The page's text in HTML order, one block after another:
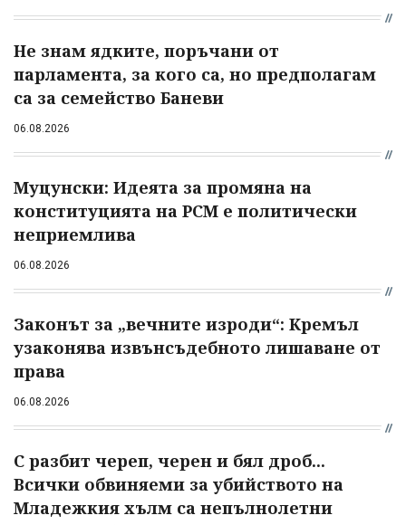
Не знам ядките, поръчани от
парламента, за кого са, но предполагам
са за семейство Баневи
06.08.2026
Муцунски: Идеята за промяна на
конституцията на РСМ е политически
неприемлива
06.08.2026
Законът за „вечните изроди“: Кремъл
узаконява извънсъдебното лишаване от
права
06.08.2026
С разбит череп, черен и бял дроб...
Всички обвиняеми за убийството на
Младежкия хълм са непълнолетни